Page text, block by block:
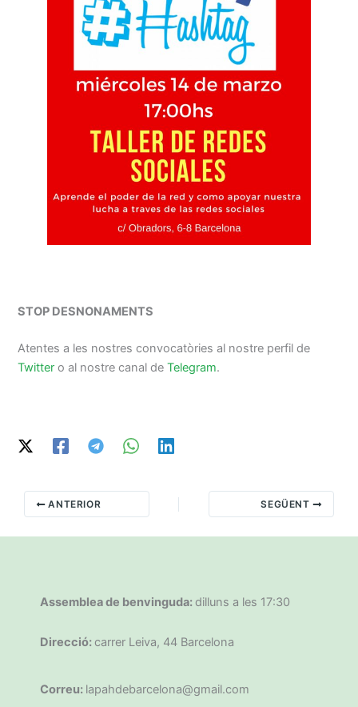
STOP DESNONAMENTS
Atentes a les nostres convocatòries al nostre perfil de
Twitter o al nostre canal deTelegram.
ANTERIOR SEGÜENT
Assemblea de benvinguda: dilluns a les 17:30
Direcció: carrer Leiva, 44 Barcelona
Correu: lapahdebarcelona@gmail.com